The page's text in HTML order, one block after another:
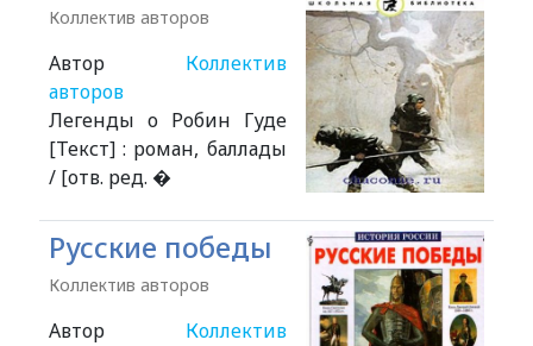
Коллектив авторов
Автор Коллектив
авторов
Легенды о Робин Гуде
[Текст] : роман, баллады
/ [отв. ред. �
Русские победы
Коллектив авторов
Автор Коллектив